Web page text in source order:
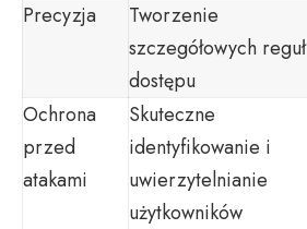
Precyzja
Tworzenie
szczegółowych reguł
dostępu
Ochrona
przed
atakami
Skuteczne
identyfikowanie i
uwierzytelnianie
użytkowników